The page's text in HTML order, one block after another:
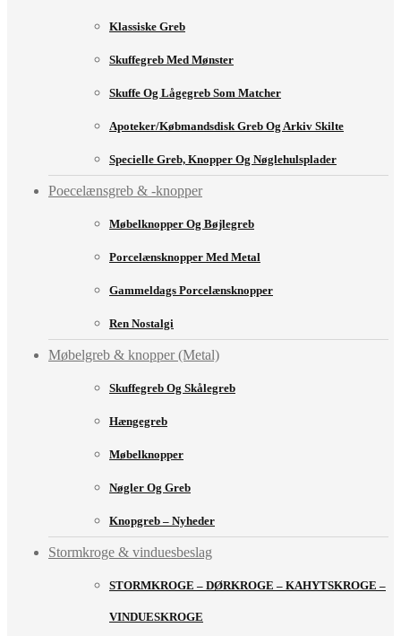
Klassiske Greb
Skuffegreb Med Mønster
Skuffe Og Lågegreb Som Matcher
Apoteker/købmandsdisk Greb Og Arkiv Skilte
Specielle Greb, Knopper Og Nøglehulsplader
Poecelænsgreb & -knopper
Møbelknopper Og Bøjlegreb
Porcelænsknopper Med Metal
Gammeldags Porcelænsknopper
Ren Nostalgi
Møbelgreb & knopper (Metal)
Skuffegreb Og Skålegreb
Hængegreb
Møbelknopper
Nøgler Og Greb
Knopgreb – Nyheder
Stormkroge & vinduesbeslag
STORMKROGE – DØRKROGE – KAHYTSKROGE –
VINDUESKROGE